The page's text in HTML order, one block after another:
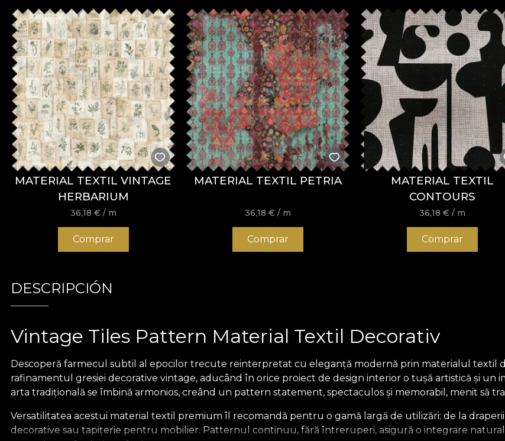
MATERIAL TEXTIL VINTAGE
HERBARIUM
36,18 € / m
Comprar
MATERIAL TEXTIL PETRIA
36,18 € / m
Comprar
MATERIAL TEXTIL
CONTOURS
36,18 € / m
Comprar
DESCRIPCIÓN
Vintage Tiles Pattern Material Textil Decorativ
Descoperă farmecul subtil al epocilor trecute reinterpretat cu eleganță modernă prin materialul textil
rafinamentul gresiei decorative vintage, aducând în orice proiect de design interior o tușă artistică și un
arta tradițională se îmbină armonios, creând un pattern statement, spectaculos și memorabil, menit să
Versatilitatea acestui material textil premium îl recomandă pentru o gamă largă de utilizări: de la
decorative sau tapițerie pentru mobilier. Patternul continuu, fără întreruperi, asigură o integrare